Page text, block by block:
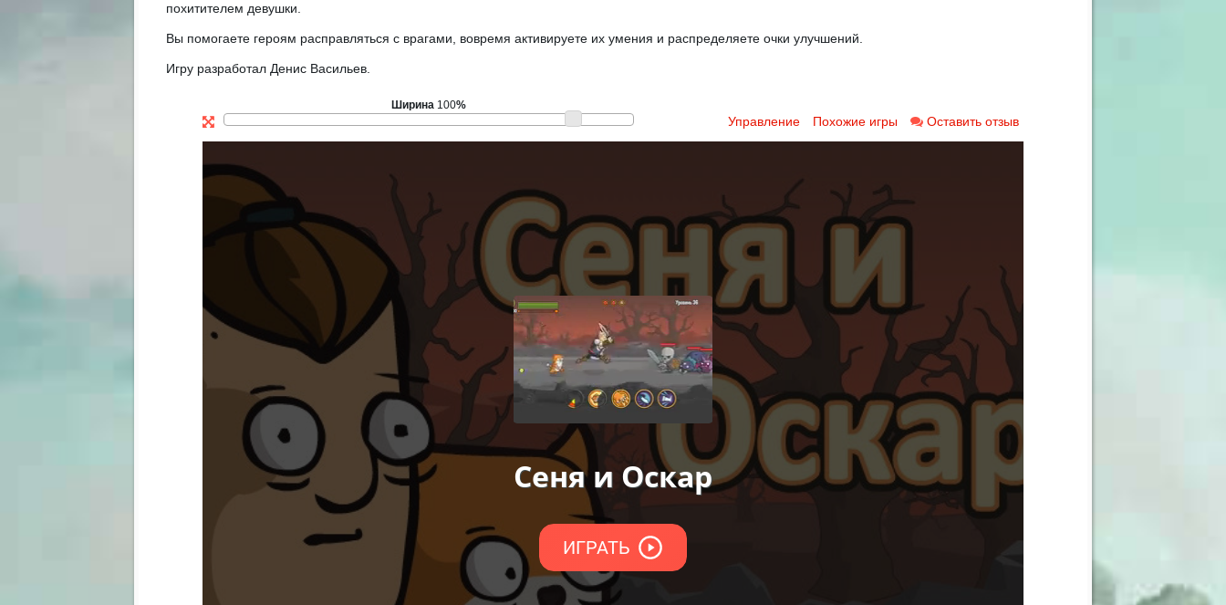
похитителем девушки.
Вы помогаете героям расправляться с врагами, вовремя активируете их умения и распределяете очки улучшений.
Игру разработал Денис Васильев.
Ширина 100%
Управление Похожие игры Оставить отзыв